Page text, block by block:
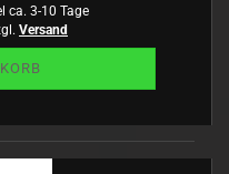
ca. 3-10 Tage
Versand